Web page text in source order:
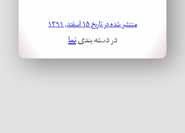
منتشر شده در تاریخ ۱۵ اسفند, ۱۳۹۱
در دسته بندینما